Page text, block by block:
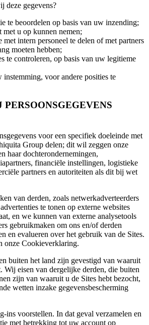
deze gegevens?
te beoordelen op basis van uw inzending;
u op kunnen nemen;
met intern personeel te delen of met partners
moeten hebben;
te controleren, op basis van uw legitieme
instemming, voor andere posities te
voor een specifiek doeleinde met
Group delen; dit wil zeggen onze
haar dochterondernemingen,
financiële instellingen, logistieke
partners en autoriteiten als dit bij wet
van derden, zoals netwerkadverteerders
te tonen op externe websites
en we kunnen van externe analysetools
gebruikmaken om ons en/of derden
en evalueren over het gebruik van de Sites.
onze Cookieverklaring.
buiten het land zijn gevestigd van waaruit
Wij eisen van dergelijke derden, die buiten
zijn van waaruit u de Sites hebt bezocht,
wetten inzake gegevensbescherming
ins voorstellen. In dat geval verzamelen en
met betrekking tot uw account op